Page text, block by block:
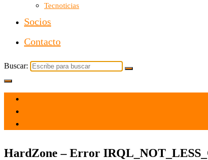
Tecnoticias
Socios
Contacto
Buscar:
HardZone – Error